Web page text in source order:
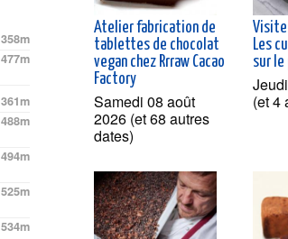
358m
477m
361m
488m
494m
525m
534m
Atelier fabrication de
tablettes de chocolat
vegan chez Rrraw Cacao
Factory
Samedi 08 août
2026 (et 68 autres
dates)
Les
sur le
(et 4